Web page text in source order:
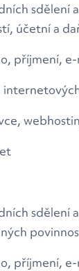
sdělení
účetní a
příjmení,
sdělení
příjmení,